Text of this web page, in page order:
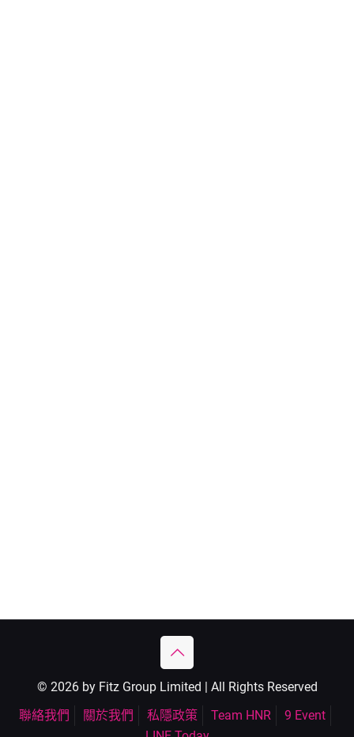
© 2026 by Fitz Group Limited | All Rights Reserved
聯絡我們
關於我們 私隱政策 Team HNR
9 Event